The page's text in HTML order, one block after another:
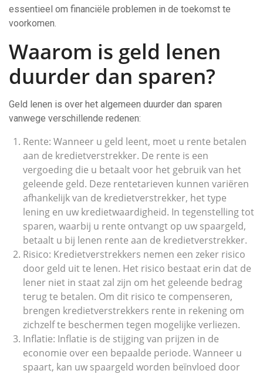
essentieel om financiële problemen in de toekomst te
voorkomen.
Waarom is geld lenen
duurder dan sparen?
Geld lenen is over het algemeen duurder dan sparen
vanwege verschillende redenen:
Rente: Wanneer u geld leent, moet u rente betalen
aan de kredietverstrekker. De rente is een
vergoeding die u betaalt voor het gebruik van het
geleende geld. Deze rentetarieven kunnen variëren
afhankelijk van de kredietverstrekker, het type
lening en uw kredietwaardigheid. In tegenstelling tot
sparen, waarbij u rente ontvangt op uw spaargeld,
betaalt u bij lenen rente aan de kredietverstrekker.
Risico: Kredietverstrekkers nemen een zeker risico
door geld uit te lenen. Het risico bestaat erin dat de
lener niet in staat zal zijn om het geleende bedrag
terug te betalen. Om dit risico te compenseren,
brengen kredietverstrekkers rente in rekening om
zichzelf te beschermen tegen mogelijke verliezen.
Inflatie: Inflatie is de stijging van prijzen in de
economie over een bepaalde periode. Wanneer u
spaart, kan uw spaargeld worden beïnvloed door